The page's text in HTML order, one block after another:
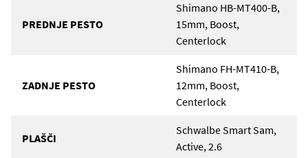
PREDNJE PESTO
Shimano HB-MT400-B,
15mm, Boost,
Centerlock
ZADNJE PESTO
Shimano FH-MT410-B,
12mm, Boost,
Centerlock
PLAŠČI
Schwalbe Smart Sam,
Active, 2.6